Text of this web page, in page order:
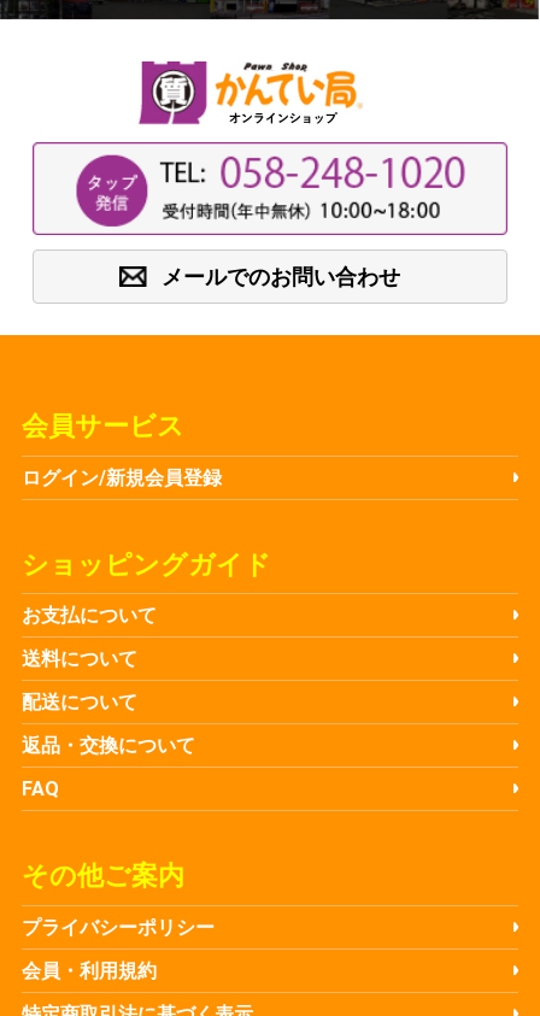
メールでのお問い合わせ
会員サービス
ログイン/新規会員登録
ショッピングガイド
お支払について
送料について
配送について
返品・交換について
FAQ
その他ご案内
プライバシーポリシー
会員・利用規約